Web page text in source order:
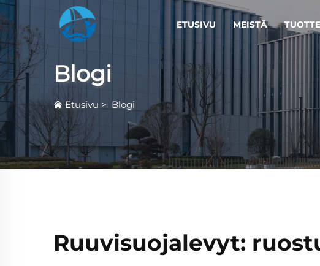
ETUSIVU MEISTÄ
Blogi
Etusivu > Blogi
Ruuvisuojalevyt: